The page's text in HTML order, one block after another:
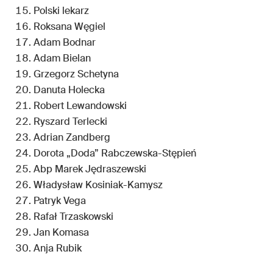
Polski lekarz
Roksana Węgiel
Adam Bodnar
Adam Bielan
Grzegorz Schetyna
Danuta Holecka
Robert Lewandowski
Ryszard Terlecki
Adrian Zandberg
Dorota „Doda” Rabczewska-Stępień
Abp Marek Jędraszewski
Władysław Kosiniak-Kamysz
Patryk Vega
Rafał Trzaskowski
Jan Komasa
Anja Rubik